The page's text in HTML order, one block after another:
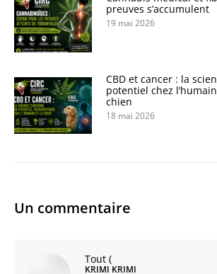
preuves s’accumulent
19 mai 2026
CBD et cancer : la
potentiel chez
chien
18 mai 2026
Un commentaire
Tout (
KRIMI KRIMI